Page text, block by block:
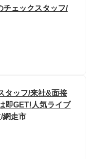
チェックスタッフ/
タッフ/来社&面接
即GET!人気ライブ
網走市